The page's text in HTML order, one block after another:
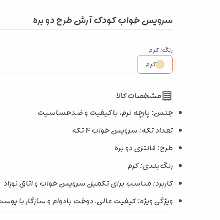
سرویس خواب کودک آرش طرح دو بره
رنگ:کرم
کرم
مشخصات کالا
جنس: پارچه نرم، باکیفیت و ضدحساسیت
تعداد تکه: سرویس خواب 4 تکه
طرح: فانتزی دو بره
رنگ‌بندی: کرم
کاربرد: مناسب برای تکمیل سرویس خواب و اتاق نوزاد
ویژگی ویژه: کیفیت عالی، دوخت بادوام و سازگار